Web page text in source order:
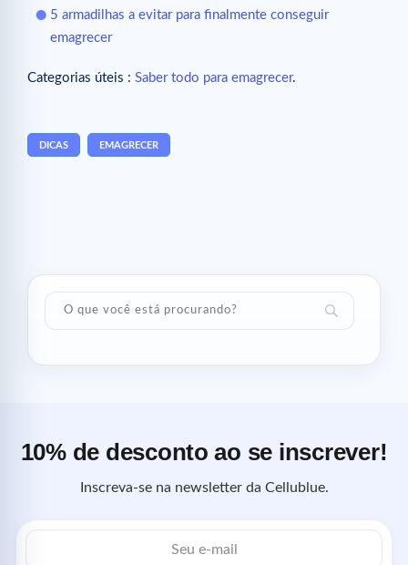
5 armadilhas a evitar para finalmente conseguir
emagrecer
Categorias úteis : Saber todo para emagrecer.
DICAS EMAGRECER
10% de desconto ao se inscrever!
Inscreva-se na newsletter da Cellublue.
Endereço
de